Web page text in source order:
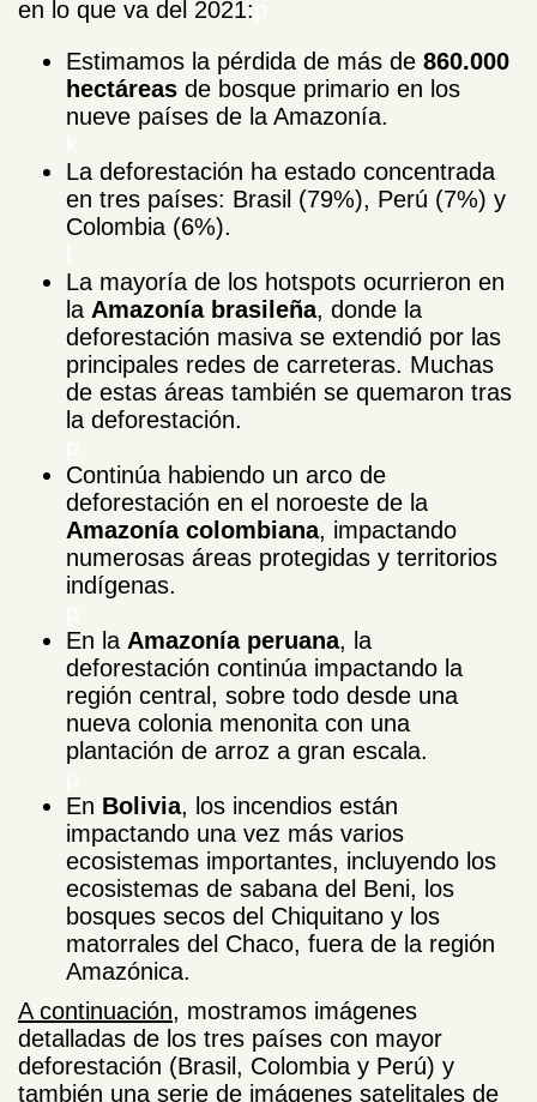
en lo que va del 2021:
Estimamos la pérdida de más de 860.000
hectáreas de bosque primario en los
nueve países de la Amazonía.
La deforestación ha estado concentrada
en tres países: Brasil (79%), Perú (7%) y
Colombia (6%).
La mayoría de los hotspots ocurrieron en
la Amazonía brasileña, donde la
deforestación masiva se extendió por las
principales redes de carreteras. Muchas
de estas áreas también se quemaron tras
la deforestación.
Continúa habiendo un arco de
deforestación en el noroeste de la
Amazonía colombiana, impactando
numerosas áreas protegidas y territorios
indígenas.
En la Amazonía peruana, la
deforestación continúa impactando la
región central, sobre todo desde una
nueva colonia menonita con una
plantación de arroz a gran escala.
En Bolivia, los incendios están
impactando una vez más varios
ecosistemas importantes, incluyendo los
ecosistemas de sabana del Beni, los
bosques secos del Chiquitano y los
matorrales del Chaco, fuera de la región
Amazónica.
A continuación, mostramos imágenes
detalladas de los tres países con mayor
deforestación (Brasil, Colombia y Perú) y
también una serie de imágenes satelitales de